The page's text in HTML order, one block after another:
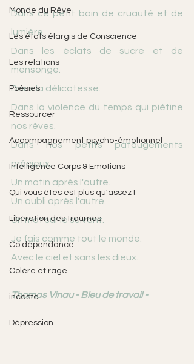
Monde du Rêve
Les états élargis de Conscience
Les relations
Poésies
Ressourcer
Accompagnement psycho-émotionnel
Intelligence Corps & Emotions
Qui vous êtes est plus qu'assez !
Libération des traumas.
Co dépendance
Colère et rage
inceste
Dépression
Dans ce petit bain de cruauté et de
lumière.
Dans les éclats de sucre et de
mensonge.
Dans la délicatesse.
Dans la violence du temps qui piétine
nos rêves.
Dans nos petits pataugements
précieux.
Un matin après l'autre.
Un oubli après l'autre.
Un mot sur le suivant.
Je fais comme tout le monde.
Avec le ciel et sans les dieux.
Thomas Vinau - Bleu de travail -